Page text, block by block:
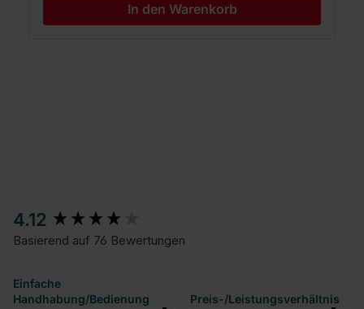
In den Warenkorb
4.12
Basierend auf 76 Bewertungen
Einfache
Handhabung/Bedienung
Preis-/Leistungsverhältnis
New content loaded